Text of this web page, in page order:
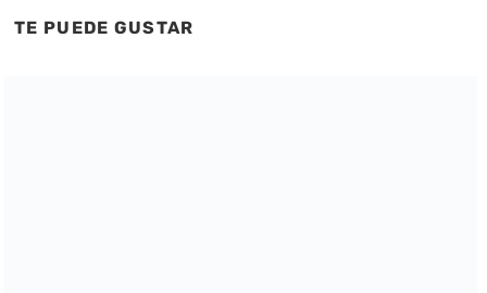
TE PUEDE GUSTAR